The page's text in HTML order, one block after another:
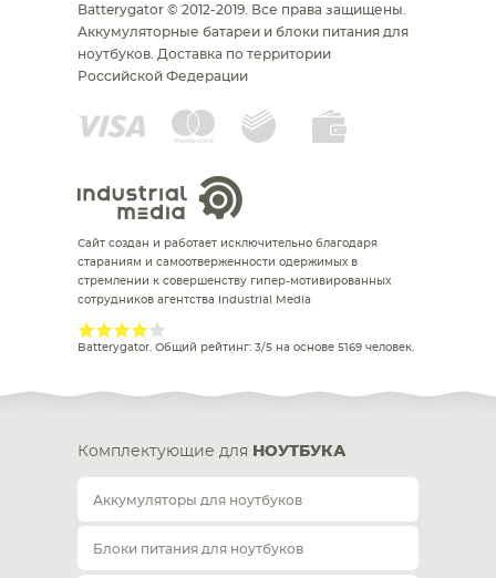
Batterygator © 2012-2019. Все права защищены.
Аккумуляторные батареи и блоки питания для
ноутбуков. Доставка по территории
Российской Федерации
Сайт создан и работает исключительно благодаря
стараниям и самоотверженности одержимых в
стремлении к совершенству гипер-мотивированных
сотрудников агентства Industrial Media
Batterygator. Общий рейтинг: 3/5 на основе 5169 человек.
Комплектующие для НОУТБУКА
Аккумуляторы для ноутбуков
Блоки питания для ноутбуков